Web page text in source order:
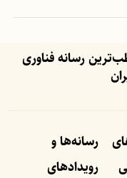
رسانه فناوری
رسانه‌ها و
رویداد‌های